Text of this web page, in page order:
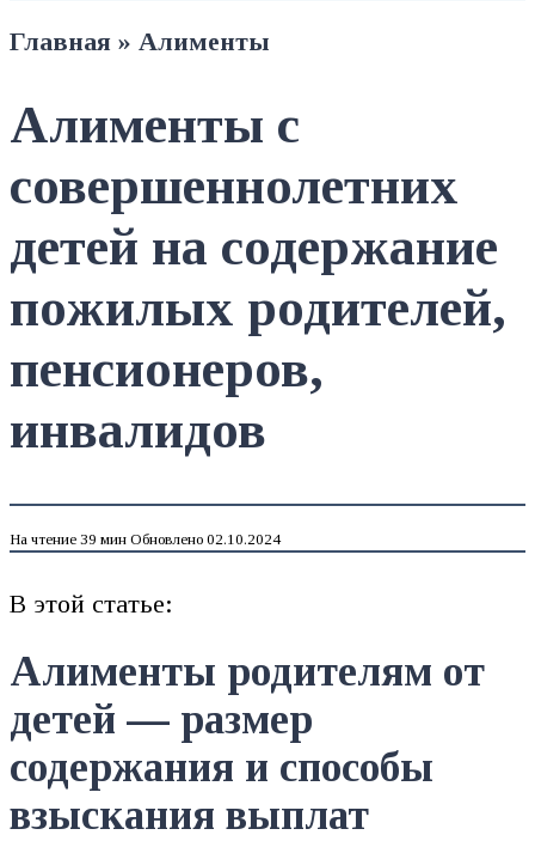
Главная » Алименты
Алименты с
совершеннолетних
детей на содержание
пожилых родителей,
пенсионеров,
инвалидов
На чтение 39 мин Обновлено 02.10.2024
В этой статье:
Алименты родителям от
детей — размер
содержания и способы
взыскания выплат